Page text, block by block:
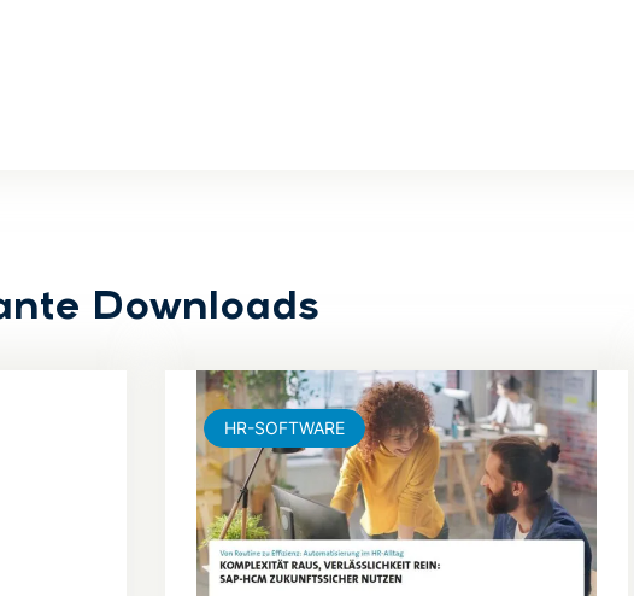
Downloads
HR-SOFTWARE